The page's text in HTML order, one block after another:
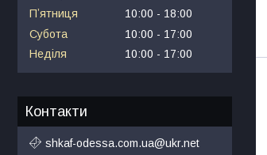
Пʼятниця
10:00
18:00
Субота
10:00
17:00
Неділя
10:00 17:00
Контакти
shkaf-odessa.com.ua@ukr.net